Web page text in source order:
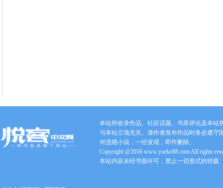
本站所收录作品、社区话题、书库评论及本站
与本站立场无关。请作者发布作品时务必遵守
何违规小说，一经发现，即作删除。
Copyright @2016 www.yueke88.com All rights
本站内容未经书面许可，禁止一切形式的转载